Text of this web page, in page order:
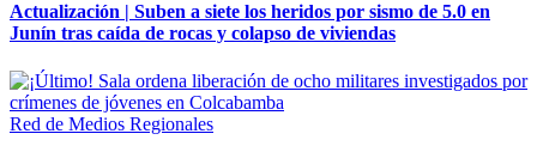
Actualización | Suben a siete los heridos por sismo de 5.0 en
Junín tras caída de rocas y colapso de viviendas
Red de Medios Regionales